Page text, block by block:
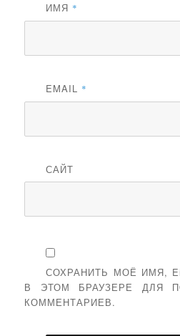
ИМЯ *
EMAIL *
САЙТ
СОХРАНИТЬ МОЁ ИМЯ,
В ЭТОМ БРАУЗЕРЕ ДЛЯ
КОММЕНТАРИЕВ.